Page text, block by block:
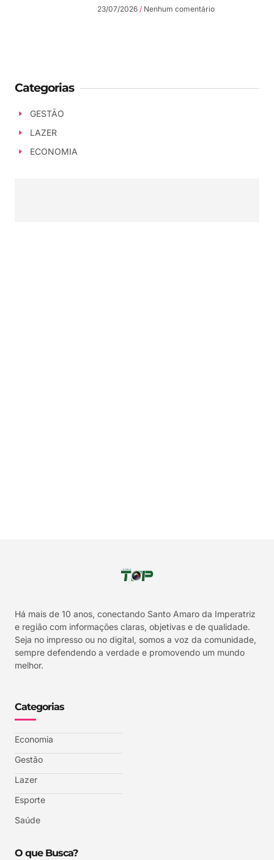
23/07/2026 Nenhum comentário
Categorias
GESTÃO
LAZER
ECONOMIA
Há mais de 10 anos, conectando Santo Amaro da Imperatriz
e região com informações claras, objetivas e de qualidade.
Seja no impresso ou no digital, somos a voz da comunidade,
sempre defendendo a verdade e promovendo um mundo
melhor.
Categorias
Economia
Gestão
Lazer
Esporte
Saúde
O que Busca?